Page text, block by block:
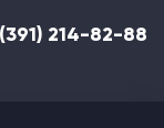
214-82-88